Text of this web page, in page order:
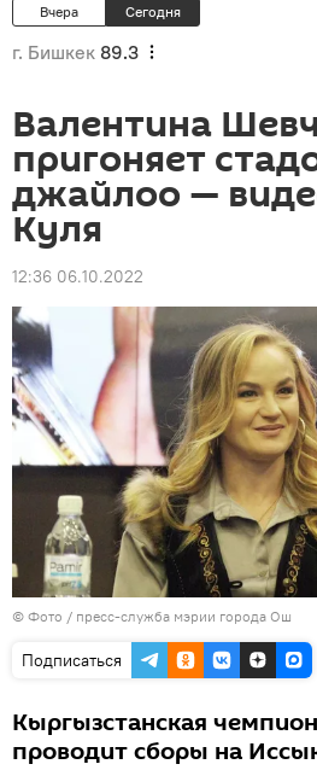
Вчера Сегодня
г. Бишкек 89.3
Валентина
пригоняет
джайлоо —
Куля
12:36 06.10.2022
© Фото / пресс-служба мэрии города Ош
Подписаться
Кыргызстанская
проводит сборы на